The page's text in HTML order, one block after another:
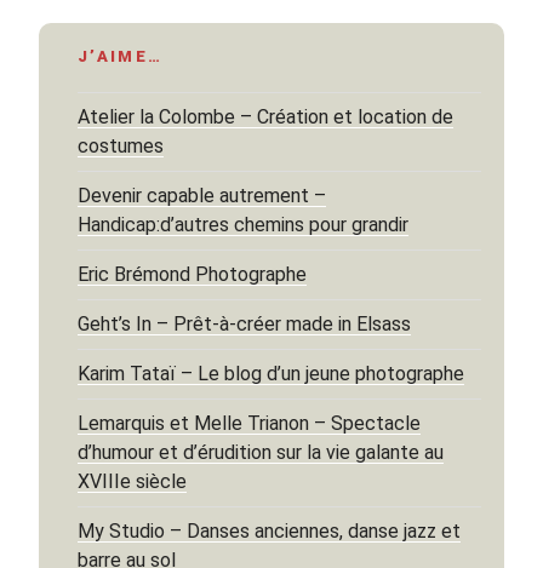
J’AIME…
Atelier la Colombe – Création et location de
costumes
Devenir capable autrement –
Handicap:d’autres chemins pour grandir
Eric Brémond Photographe
Geht’s In – Prêt-à-créer made in Elsass
Karim Tataï – Le blog d’un jeune photographe
Lemarquis et Melle Trianon – Spectacle
d’humour et d’érudition sur la vie galante au
XVIIIe siècle
My Studio – Danses anciennes, danse jazz et
barre au sol